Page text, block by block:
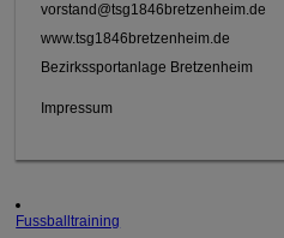
vorstand@tsg1846bretzenheim.de
www.tsg1846bretzenheim.de
Bezirkssportanlage Bretzenheim
Impressum
Fussballtraining